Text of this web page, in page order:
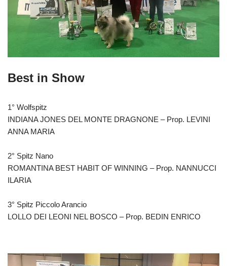
Best in Show
1° Wolfspitz
INDIANA JONES DEL MONTE DRAGNONE – Prop. LEVINI
ANNA MARIA
2° Spitz Nano
ROMANTINA BEST HABIT OF WINNING – Prop. NANNUCCI
ILARIA
3° Spitz Piccolo Arancio
LOLLO DEI LEONI NEL BOSCO – Prop. BEDIN ENRICO